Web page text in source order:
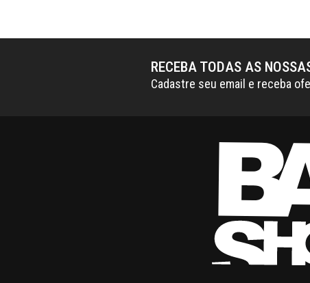
RECEBA TODAS AS
Cadastre seu email e receba